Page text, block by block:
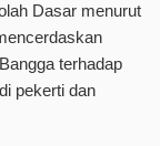
Dasar menurut
terhadap
pekerti dan